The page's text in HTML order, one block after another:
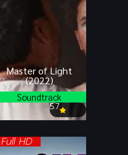
Master of Light
(2022)
5.7
Soundtrack
Full HD